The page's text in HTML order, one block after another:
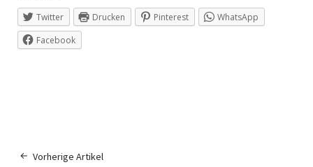
Twitter Drucken Pinterest
WhatsApp
Facebook
Vorherige Artikel